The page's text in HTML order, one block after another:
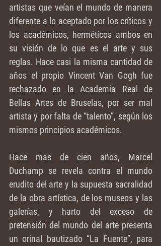
artistas que veían el mundo de manera
diferente a lo aceptado por los críticos y
los académicos, herméticos ambos en
su visión de lo que es el arte y sus
reglas. Hace casi la misma cantidad de
años el propio Vincent Van Gogh fue
rechazado en la Academia Real de
Bellas Artes de Bruselas, por ser mal
artista y por falta de “talento”, según los
mismos principios académicos.
Hace mas de cien años, Marcel
Duchamp se revela contra el mundo
erudito del arte y la supuesta sacralidad
de la obra artística, de los museos y las
galerías, y harto del exceso de
pretensión del mundo del arte presenta
un orinal bautizado “La Fuente”, para